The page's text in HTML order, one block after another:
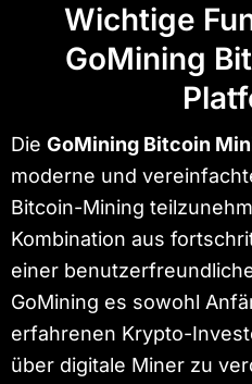
Wichtige
GoMining
Die GoMining Bitcoin
moderne und
Bitcoin-Mining
Kombination aus
einer
GoMining es sowohl
erfahrenen Krypto-
über digitale Miner zu